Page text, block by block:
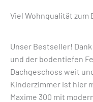
Viel Wohnqualität
Unser Bestseller!
und der bodentiefen
Dachgeschoss weit
Kinderzimmer ist hier
Maxime 300 mit